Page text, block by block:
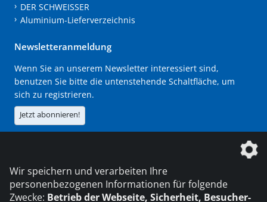
DER SCHWEISSER
Aluminium-Lieferverzeichnis
Newsletteranmeldung
Wenn Sie an unserem Newsletter interessiert sind,
benutzen Sie bitte die untenstehende Schaltfläche, um
sich zu registrieren.
Jetzt abonnieren!
Die DVS Media GmbH ist ein Unternehmen der
Wir speichern und verarbeiten Ihre
personenbezogenen Informationen für folgende
Zwecke: Betrieb der Webseite, Sicherheit, Besucher-